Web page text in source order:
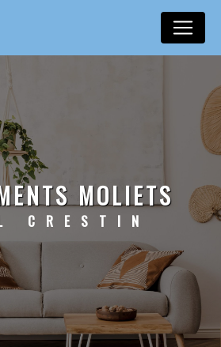
MOLIETS
CRESTIN
cookies